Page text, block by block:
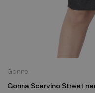
Gonne
Gonna Scervino Street